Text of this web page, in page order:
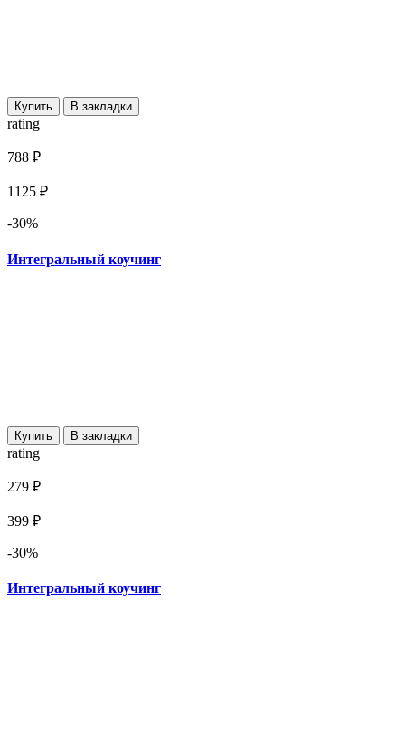
Купить В закладки
rating
788 ₽
1125 ₽
-30%
Интегральный коучинг
Купить В закладки
rating
279 ₽
399 ₽
-30%
Интегральный коучинг